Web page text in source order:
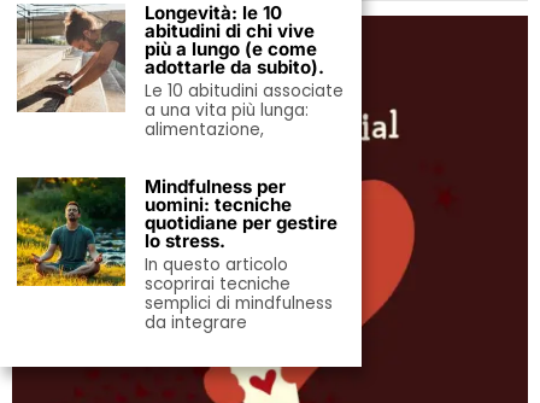
Longevità: le 10
abitudini di chi vive
più a lungo (e come
adottarle da subito).
Le 10 abitudini associate
a una vita più lunga:
alimentazione,
Mindfulness per
uomini: tecniche
quotidiane per gestire
lo stress.
In questo articolo
scoprirai tecniche
semplici di mindfulness
da integrare